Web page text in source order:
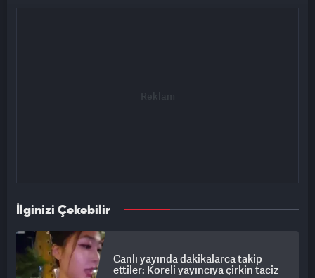
İlginizi Çekebilir
Canlı yayında dakikalarca takip
ettiler: Koreli yayıncıya çirkin taciz